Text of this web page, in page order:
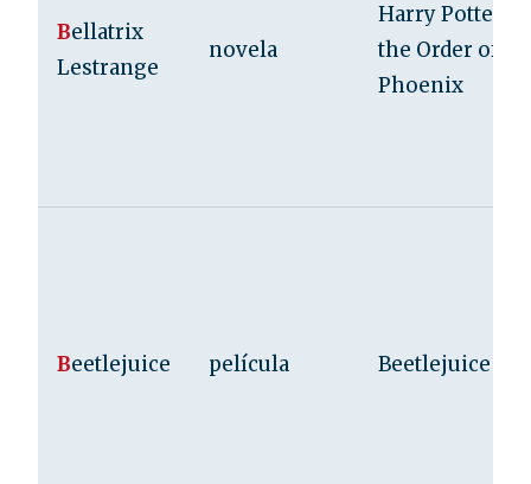
Bellatrix
Lestrange
novela
Harry Potter
the Order of
Phoenix
Beetlejuice película Beetlejuice